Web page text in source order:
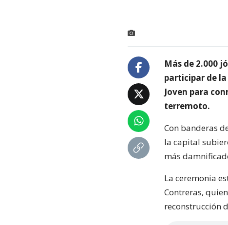
Más de 2.000
participar de la
Joven para
terremoto.
Con banderas
la capital
más
La ceremonia
Contreras,
reconstrucción